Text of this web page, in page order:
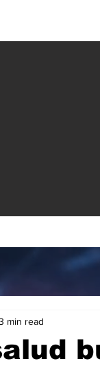
min read